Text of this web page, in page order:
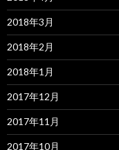
2018年3月
2018年2月
2018年1月
2017年12月
2017年11月
2017年10月